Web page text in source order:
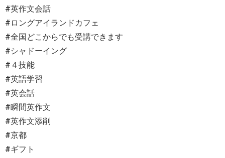
#英作文会話
#ロングアイランドカフェ
#全国どこからでも受講できます
#シャドーイング
#４技能
#英語学習
#英会話
#瞬間英作文
#英作文添削
#京都
#ギフト